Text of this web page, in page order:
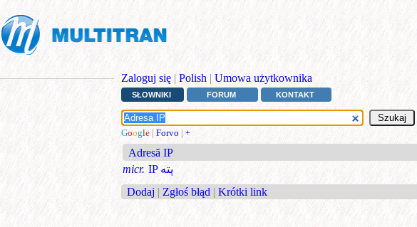
Zaloguj się | Polish | Umowa użytkownika
SŁOWNIKI FORUM KONTAKT
Google | Forvo | +
Adresă IP
micr.
IP پته
Dodaj | Zgłoś błąd | Krótki link